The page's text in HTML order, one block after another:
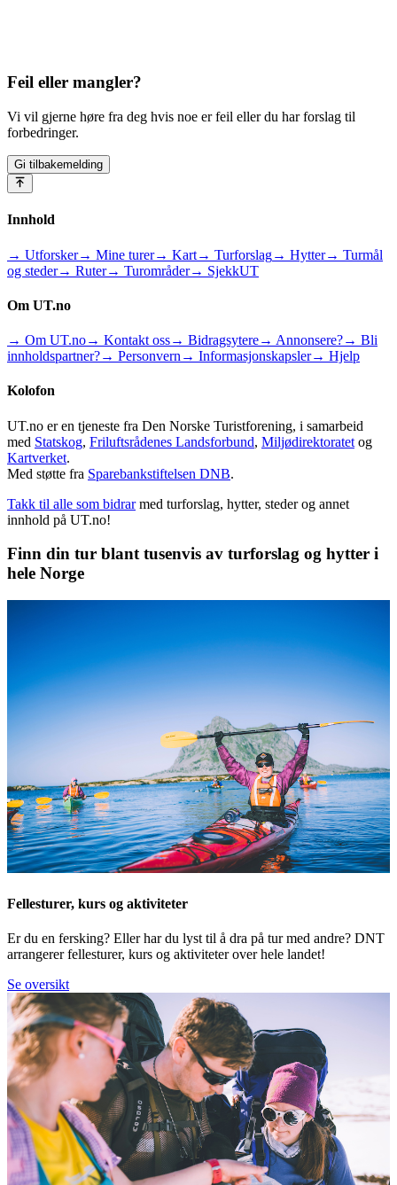
Feil eller mangler?
Vi vil gjerne høre fra deg hvis noe er feil eller du har forslag til
forbedringer.
Gi tilbakemelding
Innhold
→ Utforsker→ Mine turer→ Kart→ Turforslag→ Hytter→ Turmål
og steder→ Ruter→ Turområder→ SjekkUT
Om UT.no
→ Om UT.no→ Kontakt oss→ Bidragsytere→ Annonsere?→ Bli
innholdspartner?→ Personvern → Informasjonskapsler→ Hjelp
Kolofon
UT.no er en tjeneste fra Den Norske Turistforening, i samarbeid
med Statskog, Friluftsrådenes Landsforbund, Miljødirektoratet og
Kartverket.
Med støtte fra Sparebankstiftelsen DNB.
Takk til alle som bidrar med turforslag, hytter, steder og annet
innhold på UT.no!
Finn din tur blant tusenvis av turforslag og hytter i
hele Norge
Fellesturer, kurs og aktiviteter
Er du en fersking? Eller har du lyst til å dra på tur med andre? DNT
arrangerer fellesturer, kurs og aktiviteter over hele landet!
Se oversikt